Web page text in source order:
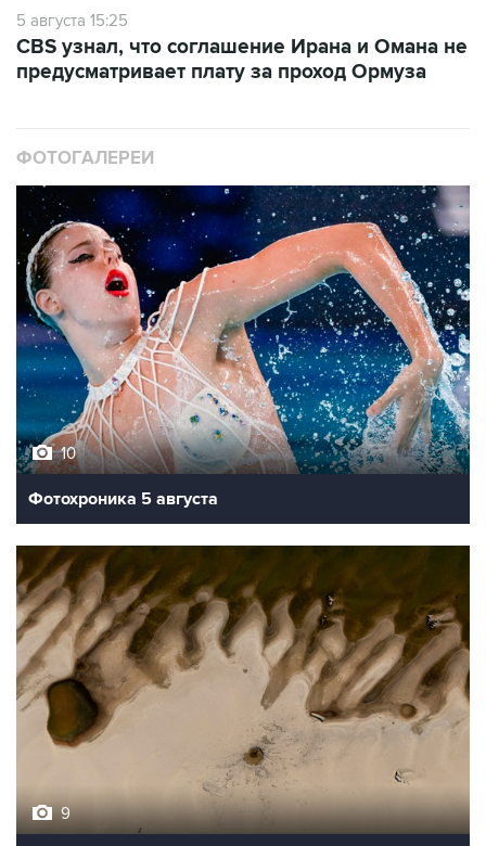
5 августа 15:25
CBS узнал, что соглашение Ирана и Омана не
предусматривает плату за проход Ормуза
ФОТОГАЛЕРЕИ
10
Фотохроника 5 августа
9